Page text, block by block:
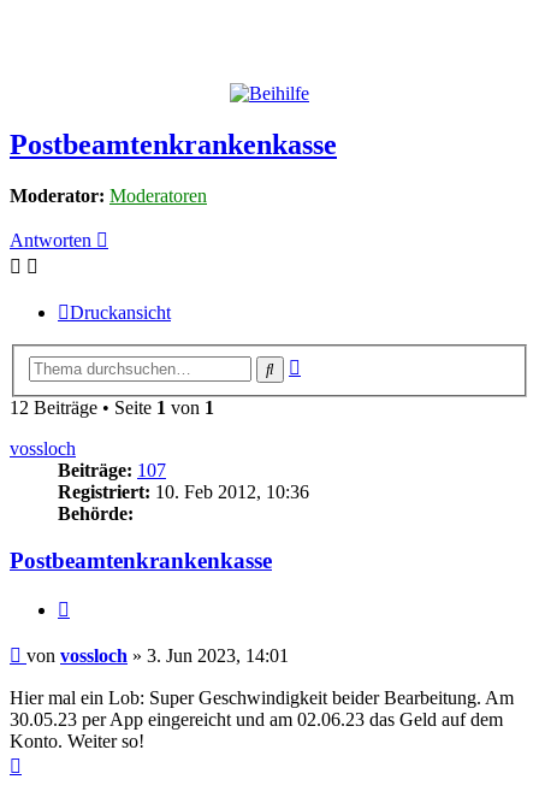
Postbeamtenkrankenkasse
Moderator: Moderatoren
Antworten
Druckansicht
Suche
12 Beiträge • Seite 1 von 1
vossloch
Beiträge: 107
Registriert: 10. Feb 2012, 10:36
Behörde:
Postbeamtenkrankenkasse
Beitrag
von vossloch » 3. Jun 2023, 14:01
Hier mal ein Lob: Super Geschwindigkeit beider Bearbeitung. Am
30.05.23 per App eingereicht und am 02.06.23 das Geld auf dem
Konto. Weiter so!